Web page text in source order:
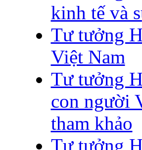
kinh tế và
Tư tưởng
Việt Nam
Tư tưởng
con người
tham khảo
Tư tưởng